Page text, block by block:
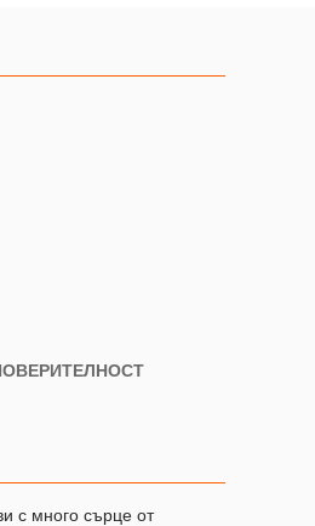
с много сърце от